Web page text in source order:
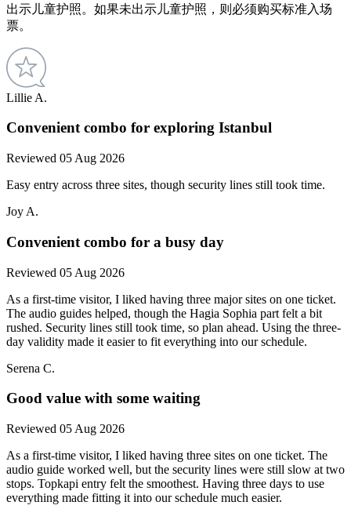
出示儿童护照。如果未出示儿童护照，则必须购买标准入场
票。
Lillie A.
Convenient combo for exploring Istanbul
Reviewed 05 Aug 2026
Easy entry across three sites, though security lines still took time.
Joy A.
Convenient combo for a busy day
Reviewed 05 Aug 2026
As a first-time visitor, I liked having three major sites on one ticket.
The audio guides helped, though the Hagia Sophia part felt a bit
rushed. Security lines still took time, so plan ahead. Using the three-
day validity made it easier to fit everything into our schedule.
Serena C.
Good value with some waiting
Reviewed 05 Aug 2026
As a first-time visitor, I liked having three sites on one ticket. The
audio guide worked well, but the security lines were still slow at two
stops. Topkapi entry felt the smoothest. Having three days to use
everything made fitting it into our schedule much easier.